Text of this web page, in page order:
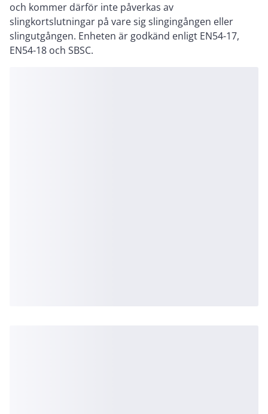
och kommer därför inte påverkas av
slingkortslutningar på vare sig slingingången eller
slingutgången. Enheten är godkänd enligt EN54-17,
EN54-18 och SBSC.